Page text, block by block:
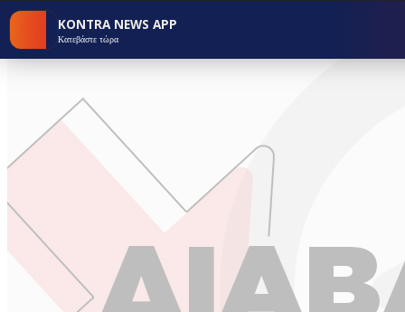
KONTRA NEWS APP
Κατεβάστε τώρα